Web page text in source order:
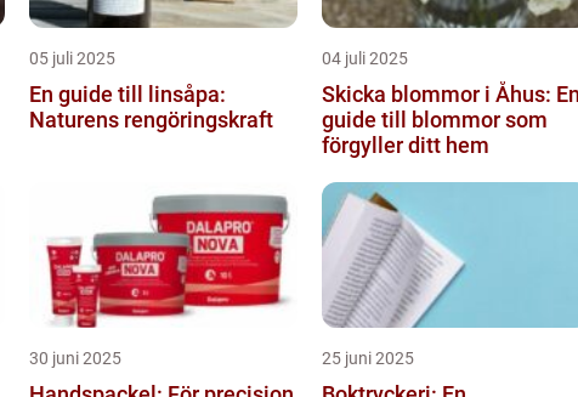
05 juli 2025
En guide till linsåpa:
Naturens rengöringskraft
04 juli 2025
Skicka blommor i Åhus: En
guide till blommor som
förgyller ditt hem
30 juni 2025 25 juni 2025